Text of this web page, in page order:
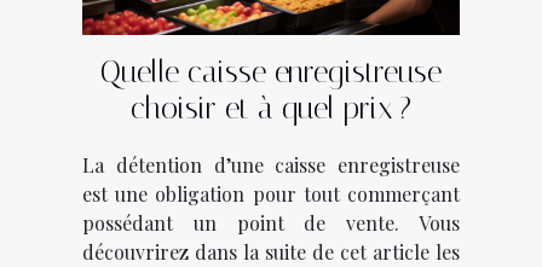
Quelle caisse enregistreuse
choisir et à quel prix ?
La détention d’une caisse enregistreuse
est une obligation pour tout commerçant
possédant un point de vente. Vous
découvrirez dans la suite de cet article les